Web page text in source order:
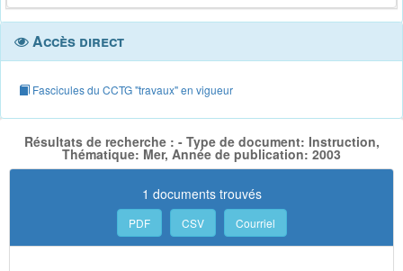
Accès direct
Fascicules du CCTG "travaux" en vigueur
Résultats de recherche : - Type de document: Instruction,
Thématique: Mer, Année de publication: 2003
1 documents trouvés
PDF CSV Courriel